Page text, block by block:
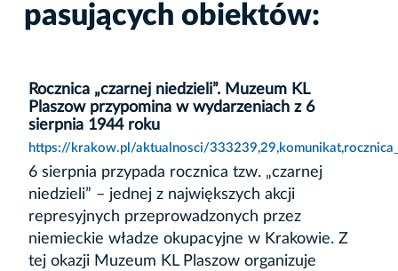
pasujących obiektów:
Rocznica „czarnej niedzieli”. Muzeum KL
Plaszow przypomina w wydarzeniach z 6
sierpnia 1944 roku
https://krakow.pl/aktualnosci/
6 sierpnia przypada rocznica tzw. „czarnej
niedzieli” – jednej z największych akcji
represyjnych przeprowadzonych przez
niemieckie władze okupacyjne w Krakowie. Z
tej okazji Muzeum KL Plaszow organizuje